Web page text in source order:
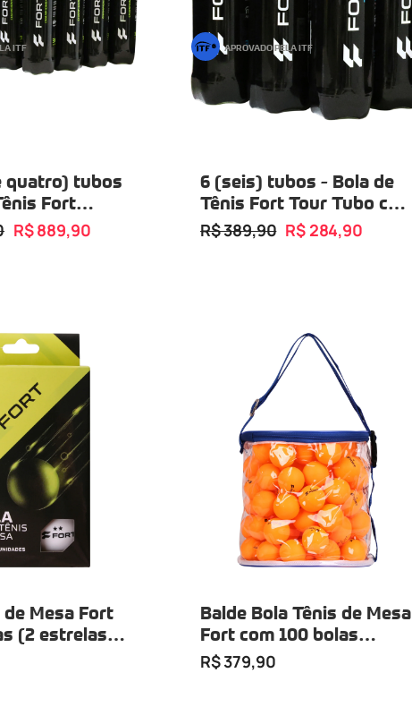
ITF
quatro) tubos
Fort
Tubo com
R$ 889,90
APROVADO PELA ITF
6 (seis) tubos - Bola de
Tênis Fort Tour Tubo com
03 Bolas
R$ 389,90 R$ 284,90
de Mesa Fort
(2 estrelas
Balde Bola Tênis de Mesa
Fort com 100 bolas
laranja
R$ 379,90